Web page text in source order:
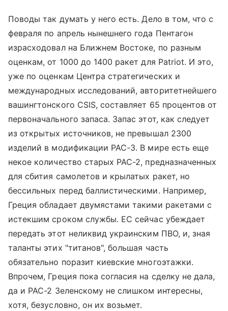
Поводы так думать у него есть. Дело в том, что с
февраля по апрель нынешнего года Пентагон
израсходовал на Ближнем Востоке, по разным
оценкам, от 1000 до 1400 ракет для Patriot. И это,
уже по оценкам Центра стратегических и
международных исследований, авторитетнейшего
вашингтонского CSIS, составляет 65 процентов от
первоначального запаса. Запас этот, как следует
из открытых источников, не превышал 2300
изделий в модификации PAC-3. В мире есть еще
некое количество старых PAC-2, предназначенных
для сбития самолетов и крылатых ракет, но
бессильных перед баллистическими. Например,
Греция обладает двумястами такими ракетами с
истекшим сроком службы. ЕС сейчас убеждает
передать этот неликвид украинским ПВО, и, зная
таланты этих "титанов", большая часть
обязательно поразит киевские многоэтажки.
Впрочем, Греция пока согласия на сделку не дала,
да и PAC-2 Зеленскому не слишком интересны,
хотя, безусловно, он их возьмет.